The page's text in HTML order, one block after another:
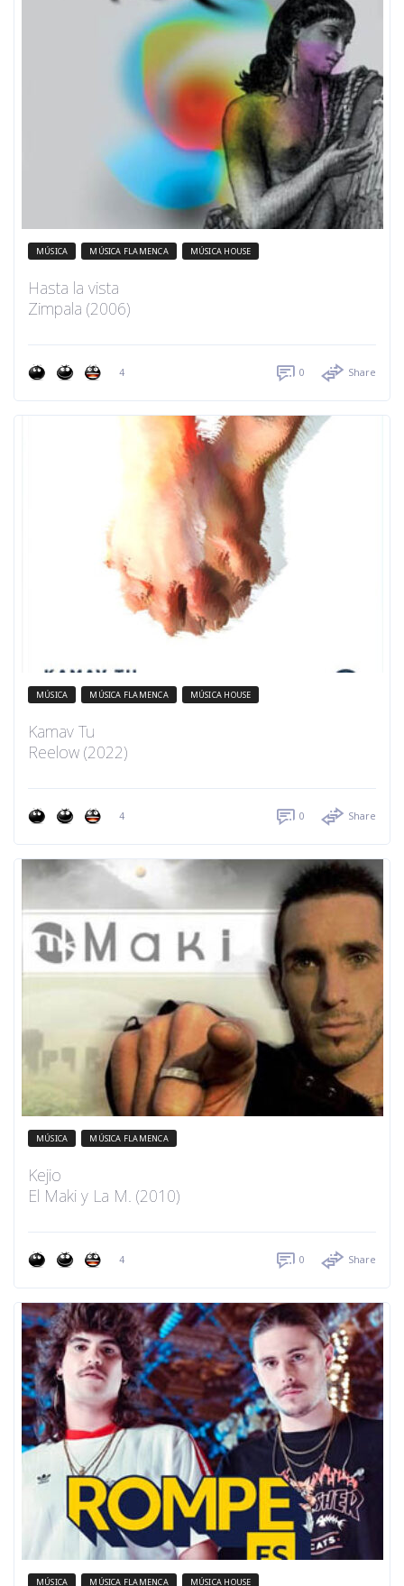
MÚSICA MÚSICA FLAMENCA MÚSICA HOUSE
Hasta la vista
Zimpala (2006)
4 0 Share
MÚSICA MÚSICA FLAMENCA MÚSICA HOUSE
Kamav Tu
Reelow (2022)
4 0 Share
MÚSICA MÚSICA FLAMENCA
Kejio
El Maki y La M. (2010)
4 0 Share
MÚSICA MÚSICA FLAMENCA MÚSICA HOUSE